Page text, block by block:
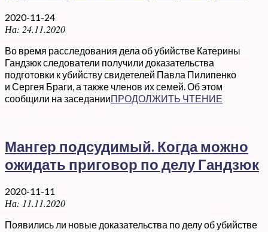
2020-11-24
На: 24.11.2020
Во время расследования дела об убийстве Катерины
Гандзюк следователи получили доказательства
подготовки к убийству свидетелей Павла Пилипенко
и Сергея Браги, а также членов их семей. Об этом
сообщили на заседанииПРОДОЛЖИТЬ ЧТЕНИЕ
Мангер подсудимый. Когда можно
ожидать приговор по делу Гандзюк
2020-11-11
На: 11.11.2020
Появились ли новые доказательства по делу об убийстве